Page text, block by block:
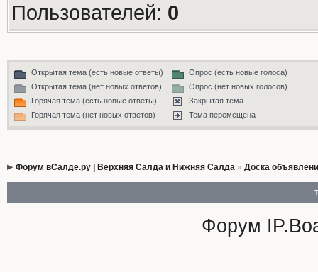
Пользователей: 0
Открытая тема (есть новые ответы)
Открытая тема (нет новых ответов)
Горячая тема (есть новые ответы)
Горячая тема (нет новых ответов)
Опрос (есть новые голоса)
Опрос (нет новых голосов)
Закрытая тема
Тема перемещена
Форум вСалде.ру | Верхняя Салда и Нижняя Салда» Доска
Форум